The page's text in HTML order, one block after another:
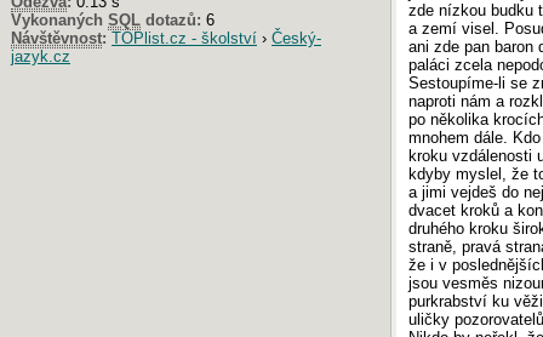
zde nízkou budku
a zemí visel.
ani zde pan baron
paláci zcela
Sestoupíme-li se
naproti nám a
po několika
mnohem dále.
kroku vzdálenosti
kdyby myslel, že
a jimi vejdeš do
dvacet kroků a
druhého kroku
straně, pravá
že i v
jsou vesměs
purkrabství ku
uličky
Vykonaných SQL dotazů: 6
Návštěvnost: TOPlist.cz - školství › Český-
jazyk.cz